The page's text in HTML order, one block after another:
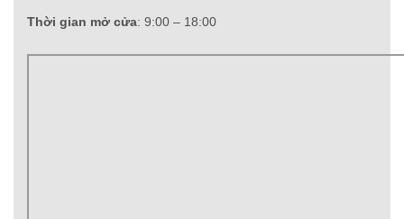
Thời gian mở cửa: 9:00 – 18:00